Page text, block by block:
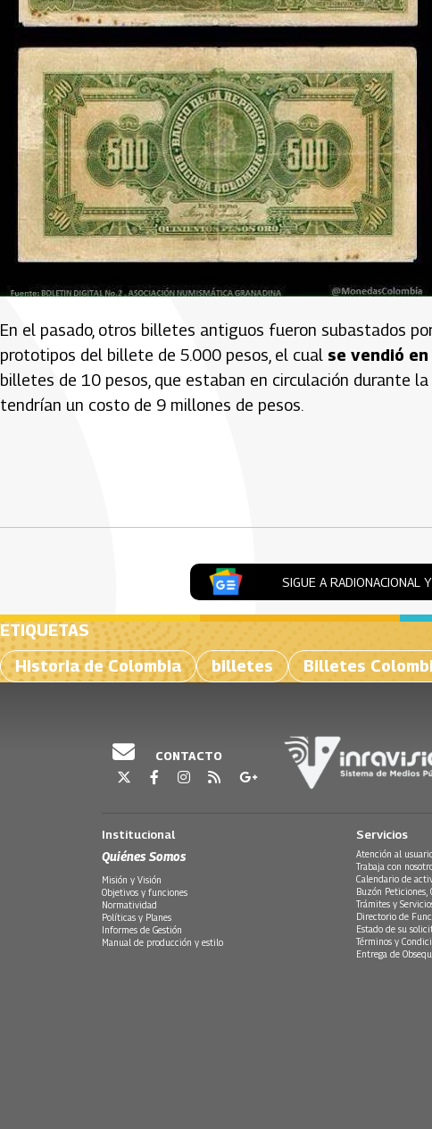
En el pasado, otros billetes antiguos fueron subastados
prototipos del billete de 5.000 pesos, el cual se vendió
billetes de 10 pesos, que estaban en circulación durante
tendrían un costo de 9 millones de pesos.
SIGUE A RADIONACIONAL
ETIQUETAS
Historia de Colombia
billetes Billetes
CONTACTO
Institucional
Quiénes Somos
Misión y Visión
Objetivos y funciones
Normatividad
Políticas y Planes
Informes de Gestión
Manual de producción y estilo
Servicios
Atención al
Trabaja con
Calendario de
Buzón Peticiones,
Trámites y
Directorio de
Estado de su
Términos y
Entrega de